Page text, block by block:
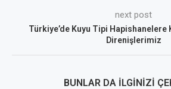
next post
Türkiye’de Kuyu Tipi Hapishanelere
Direnişlerimiz
BUNLAR DA İLGINIZI